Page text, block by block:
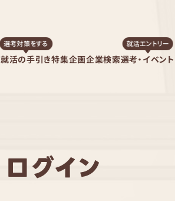
就活の手引き
選考対策をする
特集企画企業検索選考・イベント
就活エントリー
ログイン